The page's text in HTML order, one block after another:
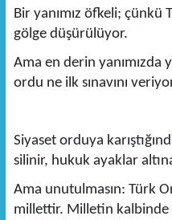
Bir yanımız öfkeli; çünkü
gölge düşürülüyor.
Ama en derin
ordu ne ilk sınavını
Siyaset orduya
silinir, hukuk ayaklar altına
Ama unutulmasın: Türk
millettir. Milletin kalbinde